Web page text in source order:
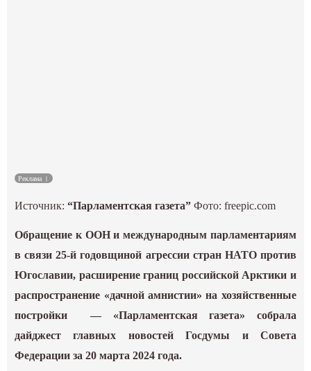
ГИД
Реклама
Источник:“Парламентская газета” Фото: freepic.com
Обращение к ООН и международным парламентариям
в связи 25-й годовщиной агрессии стран НАТО против
Югославии, расширение границ российской Арктики и
распространение «дачной амнистии» на хозяйственные
постройки — «Парламентская газета» собрала
дайджест главных новостей Госдумы и Совета
Федерации за 20 марта 2024 года.